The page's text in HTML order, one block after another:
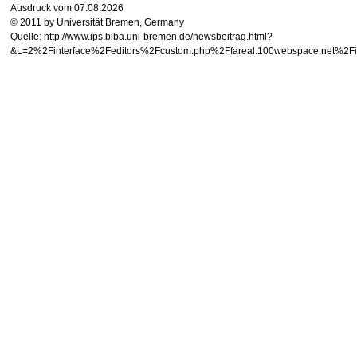
Ausdruck vom 07.08.2026
© 2011 by Universität Bremen, Germany
Quelle: http://www.ips.biba.uni-bremen.de/newsbeitrag.html?